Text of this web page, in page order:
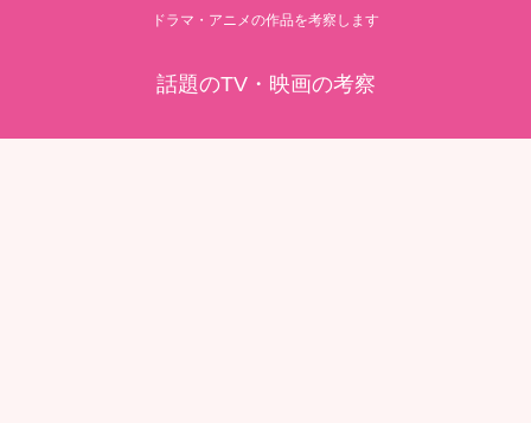
ドラマ・アニメの作品を考察します
話題のTV・映画の考察